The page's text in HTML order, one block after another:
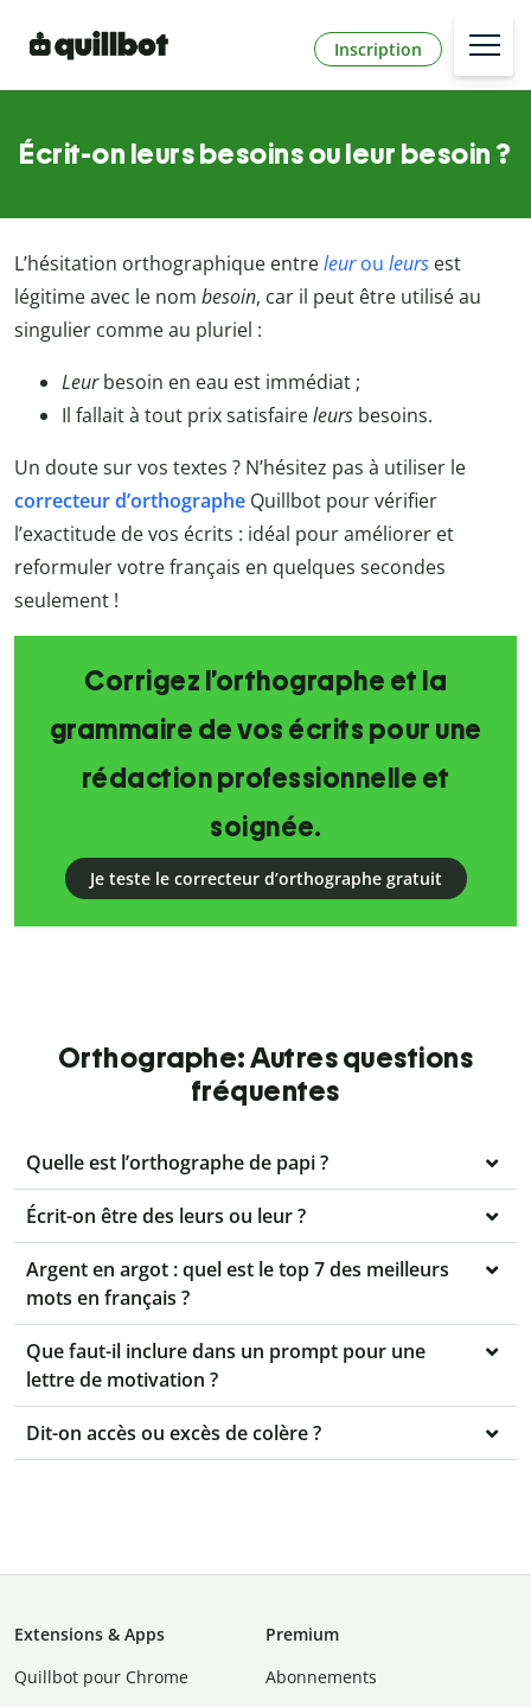
Inscription
Écrit-on leurs besoins ou leur besoin ?
L’hésitation orthographique entreleurou leurs est
légitime avec le nom besoin, car il peut être utilisé au
singulier comme au pluriel :
Leurbesoin en eau est immédiat ;
Il fallait à tout prix satisfaireleurs besoins.
Un doute sur vos textes ? N’hésitez pas à utiliser le
correcteur d’orthographe Quillbot pour vérifier
l’exactitude de vos écrits : idéal pour améliorer et
reformuler votre français en quelques secondes
seulement !
Corrigez l’orthographe et la
grammaire de vos écrits pour une
rédaction professionnelle et
soignée.
Je teste le correcteur d’orthographe gratuit
Orthographe: Autres questions
fréquentes
Quelle est l’orthographe de papi ?
Écrit-on être des leurs ou leur ?
Argent en argot : quel est le top 7 des meilleurs
mots en français ?
Que faut-il inclure dans un prompt pour une
lettre de motivation ?
Dit-on accès ou excès de colère ?
Extensions & Apps
Quillbot pour Chrome
Premium
Abonnements